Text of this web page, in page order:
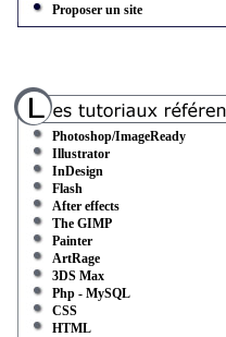
Proposer un site
Photoshop/ImageReady
Illustrator
InDesign
Flash
After effects
The GIMP
Painter
ArtRage
3DS Max
Php - MySQL
CSS
HTML